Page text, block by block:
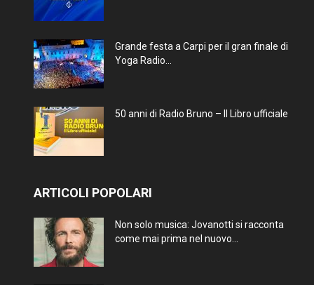
Grande festa a Carpi per il gran finale di
Yoga Radio...
50 anni di Radio Bruno – Il Libro ufficiale
ARTICOLI POPOLARI
Non solo musica: Jovanotti si racconta
come mai prima nel nuovo...